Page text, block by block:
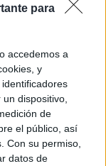
para
accedemos a
y
dispositivo,
de
el público, así
Con su permiso,
datos de